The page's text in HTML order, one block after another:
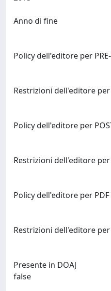
Anno di fine
Policy dell'editore per
Restrizioni dell'editore per
Policy dell'editore per
Restrizioni dell'editore per
Policy dell'editore per PDF
Restrizioni dell'editore per
Presente in DOAJ